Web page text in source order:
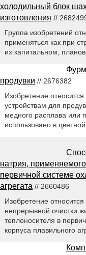
холодильный блок
изготовления //
Группа изобретений
применяться как при
их капитальном,
продувки // 2676382
Изобретение относится
устройствам для
медного расплава или
использовано в
натрия,
первичной системе
агрегата // 2660486
Изобретение
непрерывной очистки
теплоносителя в
корпуса плавильного